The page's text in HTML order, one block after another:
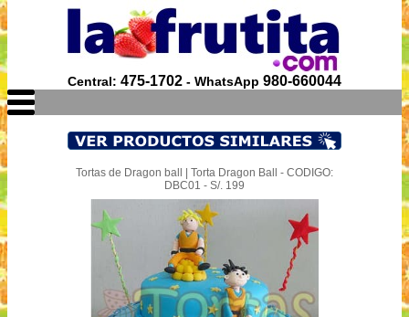
Central: 475-1702 - WhatsApp 980-660044
Tortas de Dragon ball | Torta Dragon Ball - CODIGO:
DBC01 - S/. 199